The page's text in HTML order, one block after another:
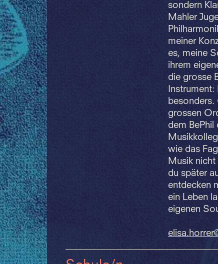
sondern
Mahler
meiner
es, meine
ihrem
die grosse
Instrument:
besonders.
grossen
dem
wie das
Musik nicht
du später
entdecken
ein Leben
eigenen
elisa.